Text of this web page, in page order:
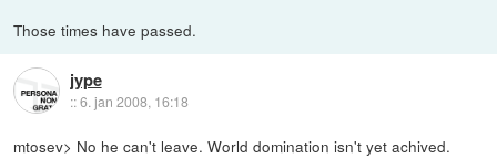
Those times have passed.
jype
::6. jan 2008, 16:18
mtosev> No he can't leave. World domination isn't yet achived.